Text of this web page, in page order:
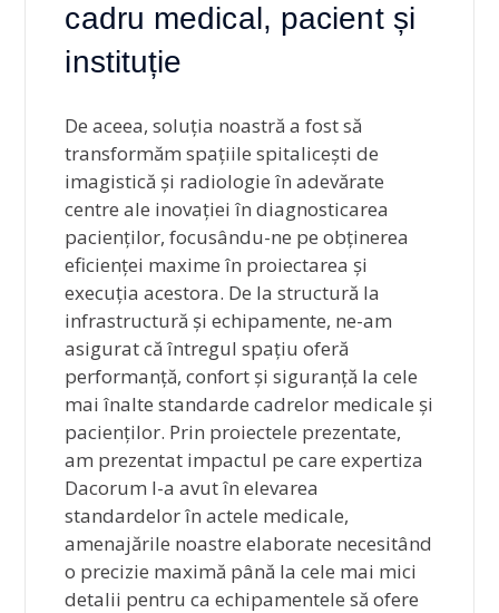
cadru medical, pacient și
instituție
De aceea, soluția noastră a fost să
transformăm spațiile spitalicești de
imagistică și radiologie în adevărate
centre ale inovației în diagnosticarea
pacienților, focusându-ne pe obținerea
eficienței maxime în proiectarea și
execuția acestora. De la structură la
infrastructură și echipamente, ne-am
asigurat că întregul spațiu oferă
performanță, confort și siguranță la cele
mai înalte standarde cadrelor medicale și
pacienților. Prin proiectele prezentate,
am prezentat impactul pe care expertiza
Dacorum l-a avut în elevarea
standardelor în actele medicale,
amenajările noastre elaborate necesitând
o precizie maximă până la cele mai mici
detalii pentru ca echipamentele să ofere